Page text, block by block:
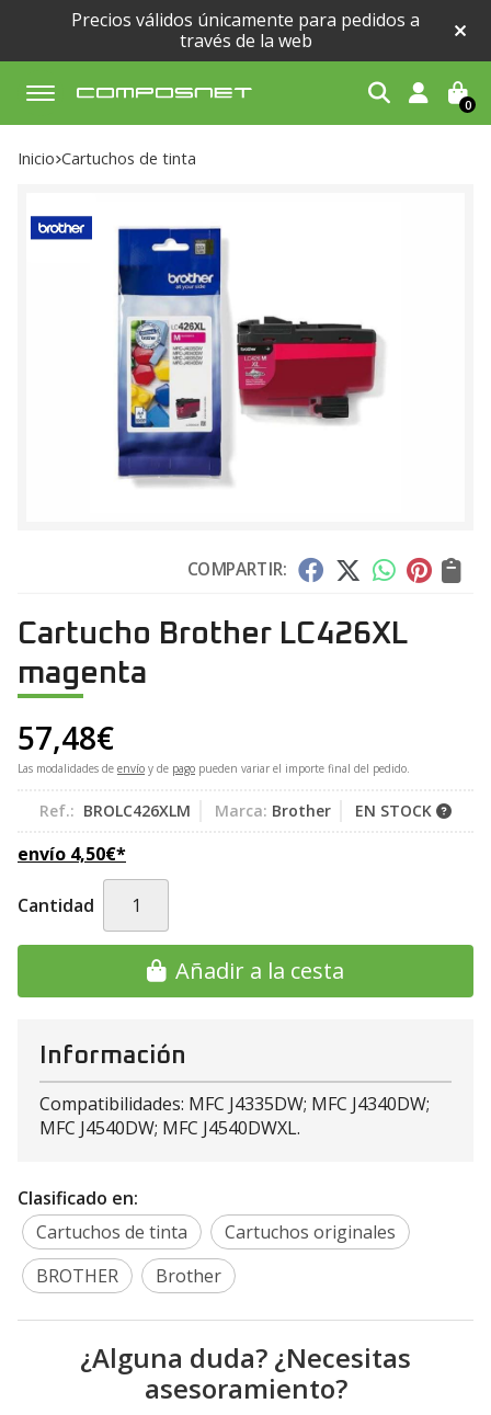
Precios válidos únicamente para pedidos a
través de la web
Buscar 0
Inicio cartuchos de tinta
COMPARTIR:
Cartucho Brother LC426XL
magenta
57,48€
Las modalidades de envío y de pago pueden variar el importe final del pedido.
Ref.: BROLC426XLM Marca: Brother EN STOCK
envío 4,50€*
Cantidad
Añadir a la cesta
Información
Compatibilidades: MFC J4335DW; MFC J4340DW;
MFC J4540DW; MFC J4540DWXL.
Clasificado en:
Cartuchos de tinta
Cartuchos originales
BROTHER
Brother
¿Alguna duda? ¿Necesitas
asesoramiento?